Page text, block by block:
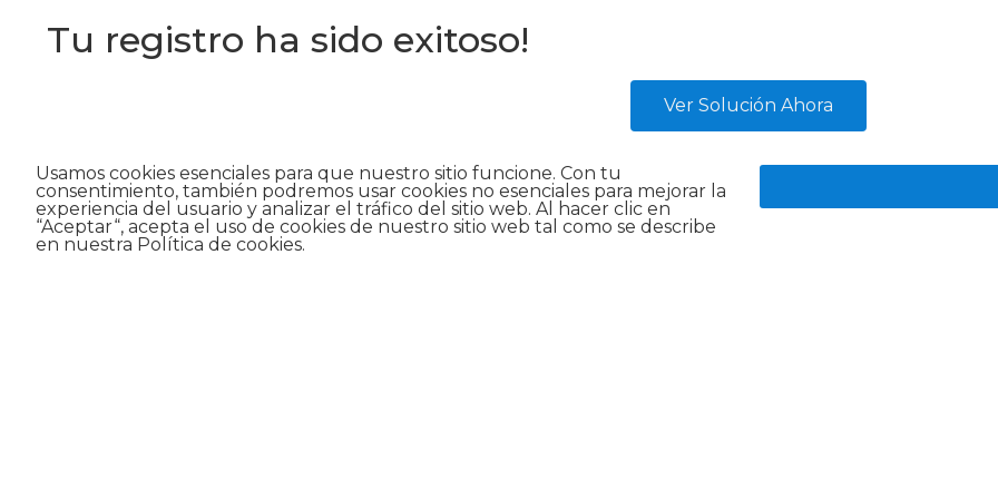
Tu registro ha sido exitoso!
Ver Solución Ahora
Usamos cookies esenciales para que nuestro sitio funcione. Con tu
consentimiento, también podremos usar cookies no esenciales para mejorar la
experiencia del usuario y analizar el tráfico del sitio web. Al hacer clic en
“Aceptar“, acepta el uso de cookies de nuestro sitio web tal como se describe
en nuestra Política de cookies.